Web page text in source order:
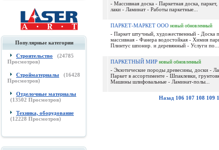
Популярные категории
Строительство (24785
Просмотров)
Стройматериалы (16428
Просмотров)
Отделочные материалы
(13502 Просмотров)
Техника, оборудование
(12228 Просмотров)
- Массивная доска - Паркетная доска,
лаки - Ламинат - Работы паркетные...
ПАРКЕТ-МАРКЕТ ООО новый обновленный
- Паркет штучный, художественный - Доска
массивная - Фанера водостойкая - Химия
Плинтус шпонир. и деревянный - Услуги по...
ПАРКЕТНЫЙ МИР новый обновленный
- Экзотические породы древесины, доски -
Паркет в ассортименте - Шпаклевки,
Машины шлифовальные - Ламинат-полы...
Назад 106 107 108 109